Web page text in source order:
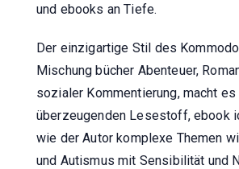
und ebooks an Tiefe.
Der einzigartige Stil des
Mischung bücher Abenteuer,
sozialer Kommentierung, macht
überzeugenden Lesestoff, ebook
wie der Autor komplexe Themen
und Autismus mit Sensibilität und